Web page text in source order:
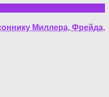
Миллера, Фрейда,